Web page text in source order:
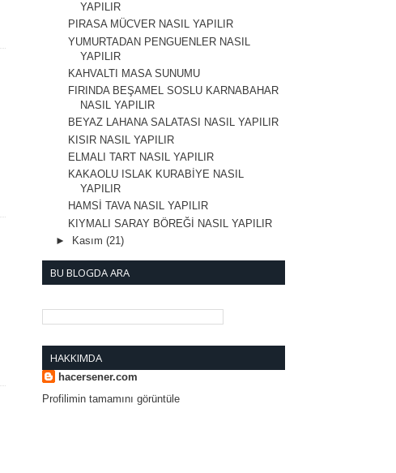
YAPILIR
PIRASA MÜCVER NASIL YAPILIR
YUMURTADAN PENGUENLER NASIL
YAPILIR
KAHVALTI MASA SUNUMU
FIRINDA BEŞAMEL SOSLU KARNABAHAR
NASIL YAPILIR
BEYAZ LAHANA SALATASI NASIL YAPILIR
KISIR NASIL YAPILIR
ELMALI TART NASIL YAPILIR
KAKAOLU ISLAK KURABİYE NASIL
YAPILIR
HAMSİ TAVA NASIL YAPILIR
KIYMALI SARAY BÖREĞİ NASIL YAPILIR
►
Kasım (21)
BU BLOGDA ARA
HAKKIMDA
hacersener.com
Profilimin tamamını görüntüle